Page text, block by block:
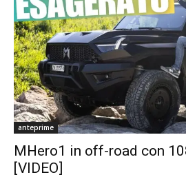
anteprime
MHero1 in off-road con
[VIDEO]